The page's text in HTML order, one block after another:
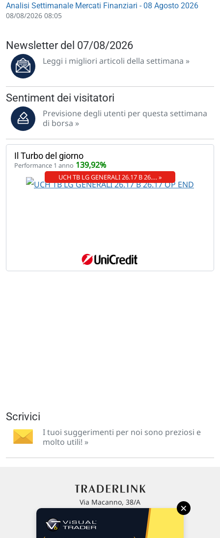
Analisi Settimanale Mercati Finanziari - 08 Agosto 2026
08/08/2026 08:05
Newsletter del 07/08/2026
Leggi i migliori articoli della settimana »
Sentiment dei visitatori
Previsione degli utenti per questa settimana
di borsa »
Il Turbo del giorno
Performance 1 anno 139,92%
UCH TB LG GENERALI 26.17 B 26.… »
Scrivici
I tuoi suggerimenti per noi sono preziosi e
molto utili! »
Via Macanno, 38/A
P.IVA 02 452 460 401
×